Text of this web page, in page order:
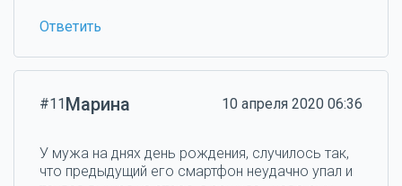
Ответить
#11Марина 10 апреля 2020 06:36
У мужа на днях день рождения, случилось так,
что предыдущий его смартфон неудачно упал и